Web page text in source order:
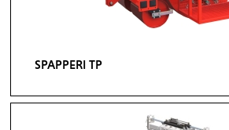
SPAPPERI TP